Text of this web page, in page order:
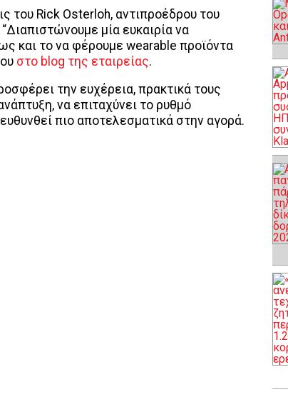
του Rick Osterloh, αντιπροέδρου του
μία ευκαιρία να
και το να φέρουμε wearable προϊόντα
στο blog της εταιρείας.
την ευχέρεια, πρακτικά τους
να επιταχύνει το ρυθμό
πιο αποτελεσματικά στην αγορά.